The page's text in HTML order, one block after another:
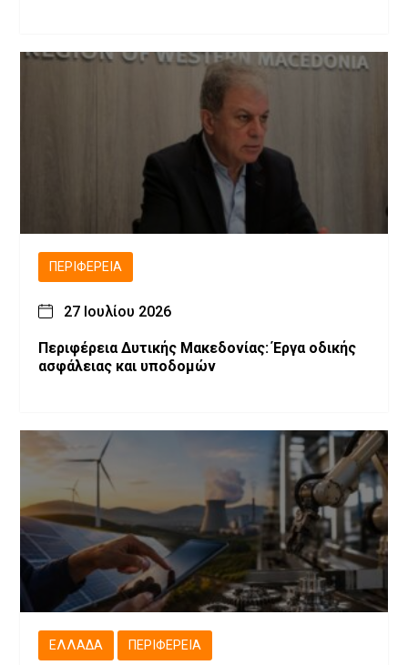
ΠΕΡΙΦΈΡΕΙΑ
27 Ιουλίου 2026
Περιφέρεια Δυτικής Μακεδονίας: Έργα οδικής
ασφάλειας και υποδομών
ΕΛΛΆΔΑ ΠΕΡΙΦΈΡΕΙΑ